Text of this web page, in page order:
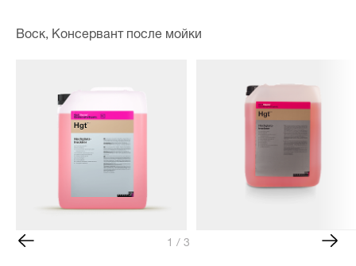
Воск, Консервант после мойки
1 / 3